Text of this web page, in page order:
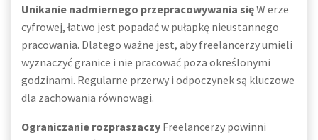
Unikanie nadmiernego przepracowywania sięW erze
cyfrowej, łatwo jest popadać w pułapkę nieustannego
pracowania. Dlatego ważne jest, aby freelancerzy umieli
wyznaczyć granice i nie pracować poza określonymi
godzinami. Regularne przerwy i odpoczynek są kluczowe
dla zachowania równowagi.
Ograniczanie rozpraszaczy Freelancerzy powinni